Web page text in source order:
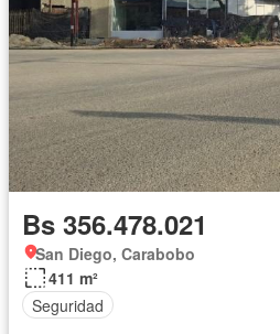
Bs 356.478.021
San Diego, Carabobo
411 m²
Seguridad